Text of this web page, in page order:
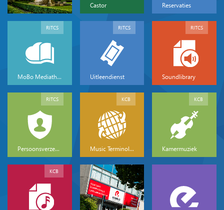
Castor Reservaties
MoBo Mediatheek
RITCS
Uitleendienst
RITCS
Soundlibrary
RITCS
Persoonsverzekeringen
RITCS
Music Terminology
KCB
Kamermuziek
KCB
KCB